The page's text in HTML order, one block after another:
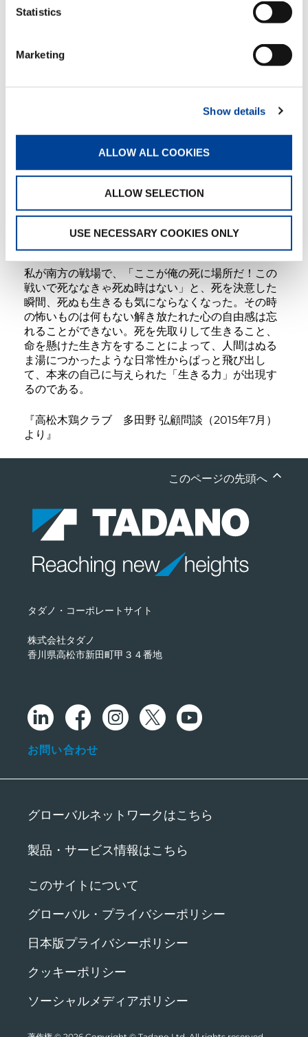
Statistics
Marketing
Show details
ALLOW ALL COOKIES
ALLOW SELECTION
USE NECESSARY COOKIES ONLY
生きたいのに殺されるという気持ちがある限り、死
は不安の種であり、そこから逃れることはできな
を乗り超えなければならない。
「死ねる」という気持ちになったとき、人間にとっ
安はなくなり、死ぬ気になればなにも怖いものはな
くなると言っている。しかし、今生きている自分が
が要るが、それを決心させるのは自力ではなく魂で
ある。与えられた生命の根源である、大自然の摂
理、宇宙の意志、神と呼んでいるものの配慮であ
私が南方の戦場で、「ここが俺の死に場所だ！この
戦いで死ななきゃ死ぬ時はない」と、死を決意した
瞬間、死ぬも生きるも気にならなくなった。その時
の怖いものは何もない解き放たれた心の自由感は忘
れることができない。死を先取りして生きること、
命を懸けた生き方をすることによって、人間はぬる
ま湯につかったような日常性からぱっと飛び出し
て、本来の自己に与えられた「生きる力」が出現す
るのである。
『高松木鶏クラブ 多田野 弘顧問談（2015年7月）
より』
このページの先頭へ
タダノ・コーポレートサイト
株式会社タダノ
香川県高松市新田町甲３４番地
お問い合わせ
グローバルネットワークはこちら
製品・サービス情報はこちら
このサイトについて
グローバル・プライバシーポリシー
日本版プライバシーポリシー
クッキーポリシー
ソーシャルメディアポリシー